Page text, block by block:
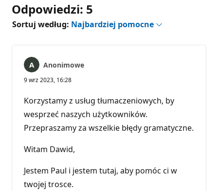
Odpowiedzi: 5
Sortuj według: Najbardziej pomocne
Anonimowe
9 wrz 2023, 16:28
Korzystamy z usług tłumaczeniowych, by
wesprzeć naszych użytkowników.
Przepraszamy za wszelkie błędy gramatyczne.
Witam Dawid,
Jestem Paul i jestem tutaj, aby pomóc ci w
twojej trosce.